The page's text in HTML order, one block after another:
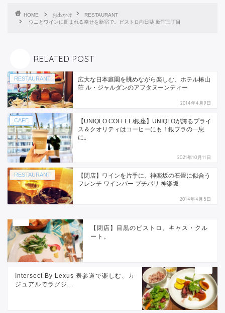
HOME お出かけ
RESTAURANT
ウニとワインに囲まれる幸せを新宿で。ビストロ向日葵 新宿三丁目
RELATED POST
RESTAURANT
広大な日本庭園を眺めながら楽しむ、ホテル椿山
荘 ル・ジャルダンのアフタヌーンティー
2014年4月9日
CAFE
【UNIQLO COFFEE/銀座】UNIQLOが誇るプライ
ス＆クオリティはコーヒーにも！銀ブラの一息
に。
2021年10月11日
RESTAURANT
【閉店】ワインを片手に、神楽坂の石畳に似合う
フレンチ ワインバー プチパリ 神楽坂
2014年4月5日
【閉店】目黒のビストロ、キャス・クル
ート。
Intersect By Lexus 表参道で楽しむ、カ
ジュアルでラグジ...